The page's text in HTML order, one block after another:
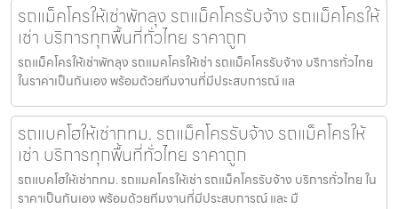
รถแม็คโครให้เช่าพัทลุง รถแม็คโครรับจ้าง รถแม็คโครให้
เช่า บริการทุกพื้นที่ทั่วไทย ราคาถูก
รถแม็คโครให้เช่าพัทลุง รถแมคโครให้เช่า รถแม็คโครรับจ้าง บริการทั่วไทย
ในราคาเป็นกันเอง พร้อมด้วยทีมงานที่มีประสบการณ์ แล
รถแบคโฮให้เช่ากทม. รถแม็คโครรับจ้าง รถแม็คโครให้
เช่า บริการทุกพื้นที่ทั่วไทย ราคาถูก
รถแบคโฮให้เช่ากทม. รถแมคโครให้เช่า รถแม็คโครรับจ้าง บริการทั่วไทย ใน
ราคาเป็นกันเอง พร้อมด้วยทีมงานที่มีประสบการณ์ และ มื